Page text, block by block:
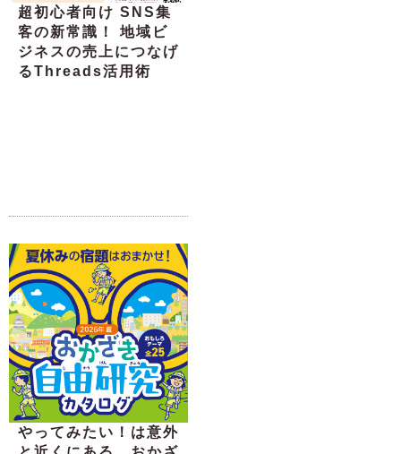
超初心者向け SNS集
客の新常識！ 地域ビ
ジネスの売上につなげ
るThreads活用術
やってみたい！は意外